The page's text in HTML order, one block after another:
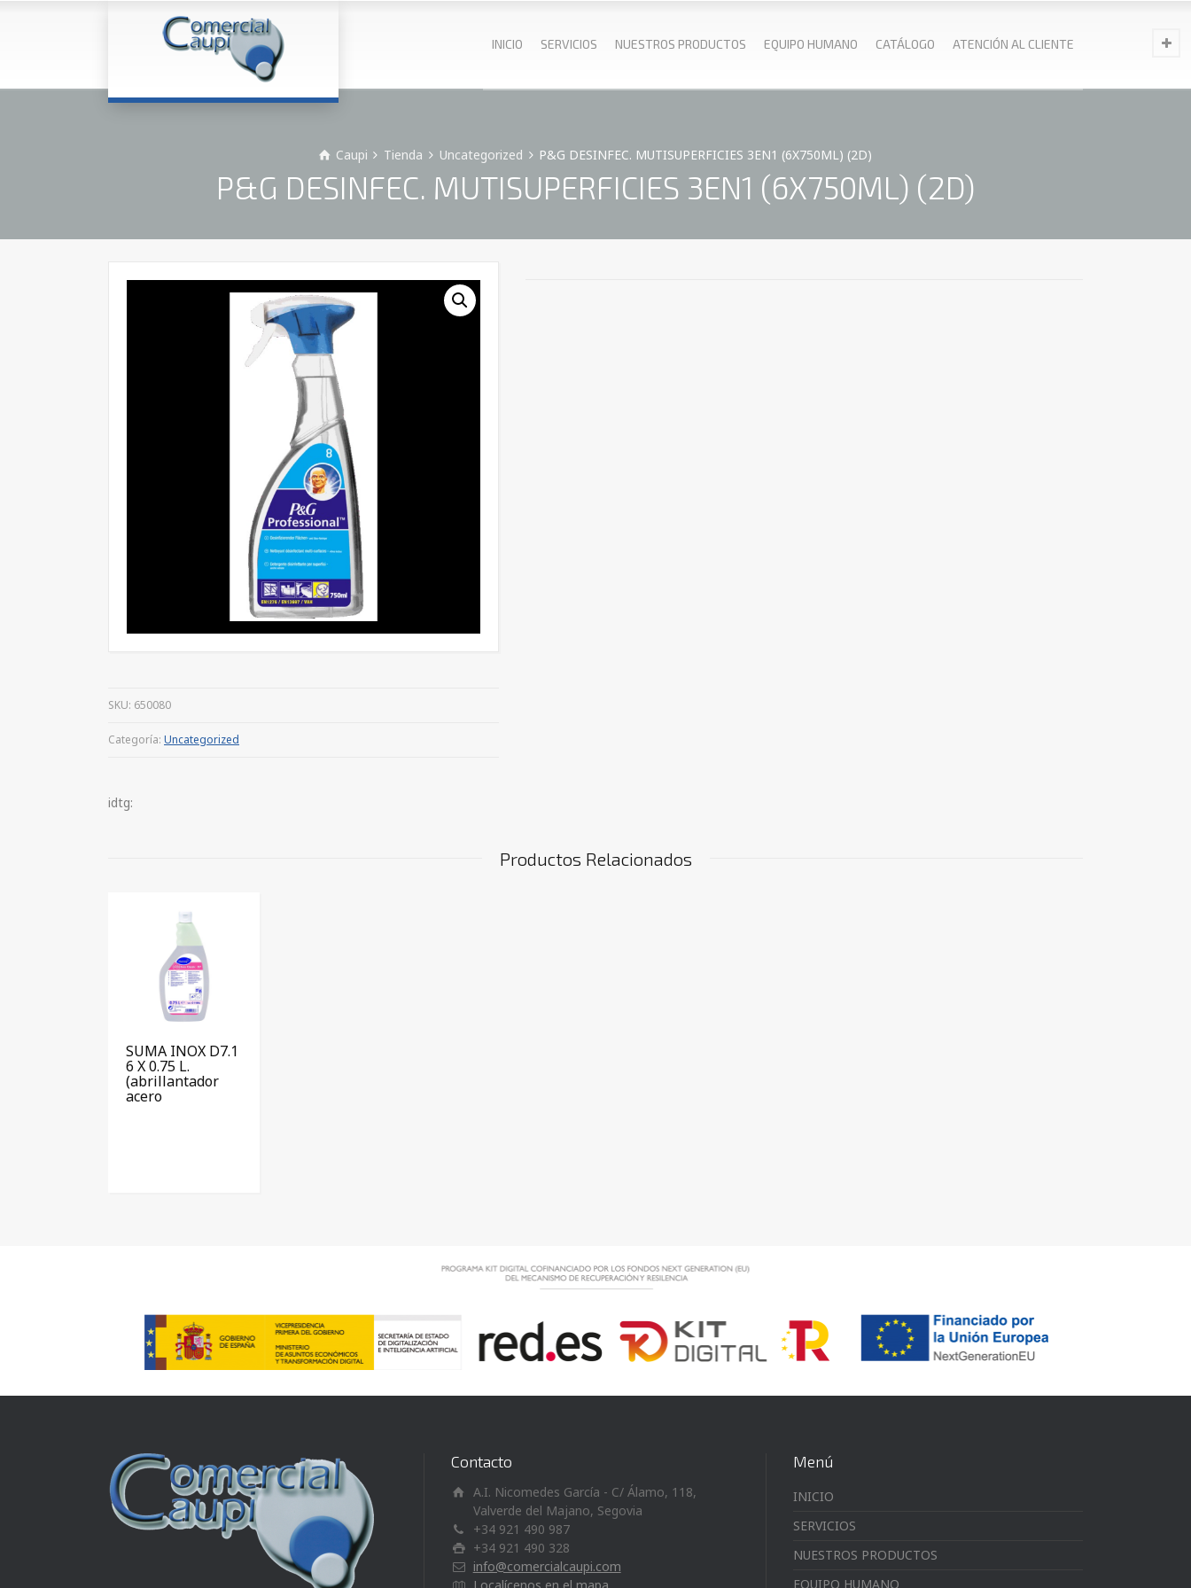
INICIO SERVICIOS NUESTROS PRODUCTOS EQUIPO HUMANO CATÁLOGO ATENCIÓN AL CLIENTE
Caupi Tienda Uncategorized P&G DESINFEC. MUTISUPERFICIES 3EN1 (6X750ML) (2D)
P&G DESINFEC. MUTISUPERFICIES 3EN1 (6X750ML) (2D)
SKU: 650080
Categoría: Uncategorized
idtg:
Productos Relacionados
SUMA INOX D7.1
6 X 0.75 L.
(abrillantador
acero
Contacto
A.I. Nicomedes García - C/ Álamo, 118,
Valverde del Majano, Segovia
+34 921 490 987
+34 921 490 328
info@comercialcaupi.com
Localícenos en el mapa
Menú
INICIO
SERVICIOS
NUESTROS PRODUCTOS
EQUIPO HUMANO